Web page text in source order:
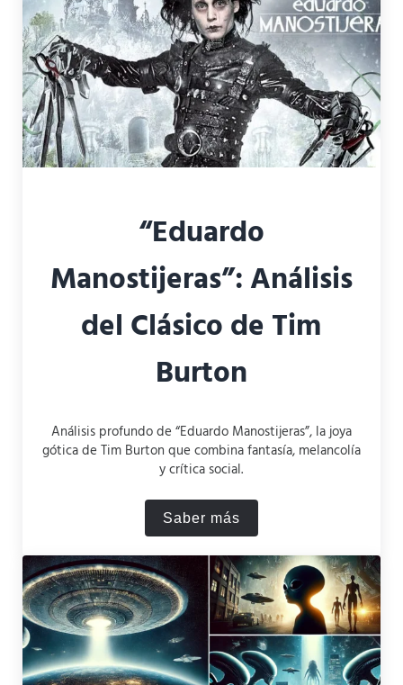
“Eduardo
Manostijeras”: Análisis
del Clásico de Tim
Burton
Análisis profundo de “Eduardo Manostijeras”, la joya
gótica de Tim Burton que combina fantasía, melancolía
y crítica social.
Saber más“Eduardo Manostijeras”: